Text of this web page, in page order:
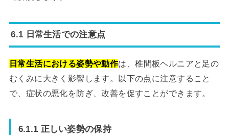
6.1 日常生活での注意点
日常生活における姿勢や動作は、椎間板ヘルニアと足の
むくみに大きく影響します。以下の点に注意すること
で、症状の悪化を防ぎ、改善を促すことができます。
6.1.1 正しい姿勢の保持